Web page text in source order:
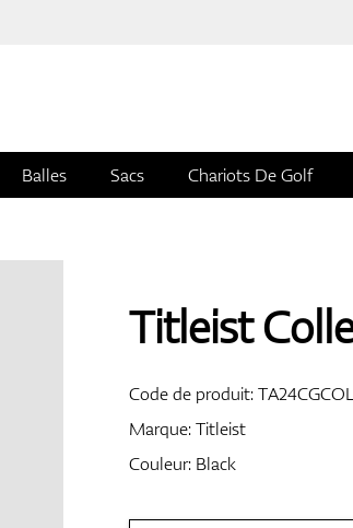
Balles Sacs Chariots De Golf
Titleist
Code de produit:
Marque:Titleist
Couleur: Black